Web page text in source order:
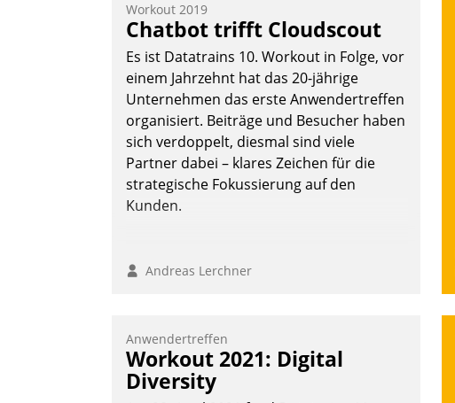
Workout 2019
Chatbot trifft Cloudscout
Es ist Datatrains 10. Workout in Folge, vor
einem Jahrzehnt hat das 20-jährige
Unternehmen das erste Anwendertreffen
organisiert. Beiträge und Besucher haben
sich verdoppelt, diesmal sind viele
Partner dabei – klares Zeichen für die
strategische Fokussierung auf den
Kunden.
Andreas Lerchner
Anwendertreffen
Workout 2021: Digital
Diversity